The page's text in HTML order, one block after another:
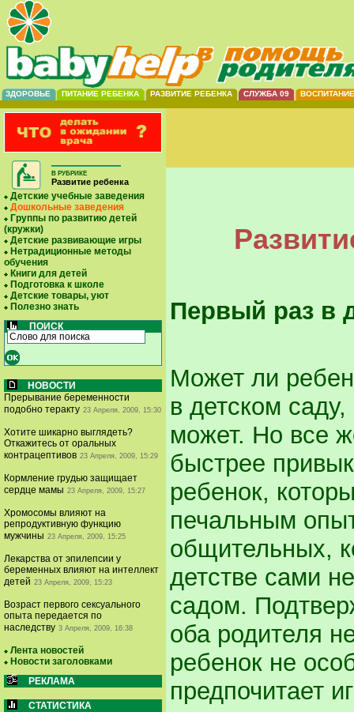
ЗДОРОВЬЕ ПИТАНИЕ РЕБЕНКА РАЗВИТИЕ РЕБЕНКА СЛУЖБА 09 ВОСПИТАНИЕ
В РУБРИКЕ
Развитие ребенка
Детские учебные заведения
Дошкольные заведения
Группы по развитию детей
(кружки)
Детские развивающие игры
Нетрадиционные методы
обучения
Книги для детей
Подготовка к школе
Детские товары, уют
Полезно знать
ПОИСК
НОВОСТИ
Прерывание беременности
подобно теракту 23 Апреля, 2009, 15:30
Хотите шикарно выглядеть?
Откажитесь от оральных
контрацептивов 23 Апреля, 2009, 15:29
Кормление грудью защищает
сердце мамы 23 Апреля, 2009, 15:27
Хромосомы влияют на
репродуктивную функцию
мужчины 23 Апреля, 2009, 15:25
Лекарства от эпилепсии у
беременных влияют на интеллект
детей 23 Апреля, 2009, 15:23
Возраст первого сексуального
опыта передается по
наследству 3 Апреля, 2009, 16:38
Лента новостей
Новости заголовками
РЕКЛАМА
СТАТИСТИКА
Первый раз в
Может ли
в детском
может. Но все
быстрее
ребенок,
печальным
общительных,
детстве сами
садом.
оба родителя
ребенок не
предпочитает